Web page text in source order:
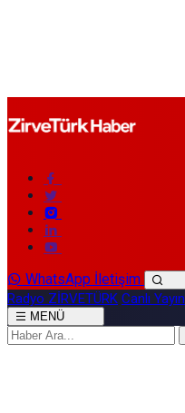
WhatsApp İletişim
Radyo ZİRVETÜRK Canlı Yayın
MENÜ